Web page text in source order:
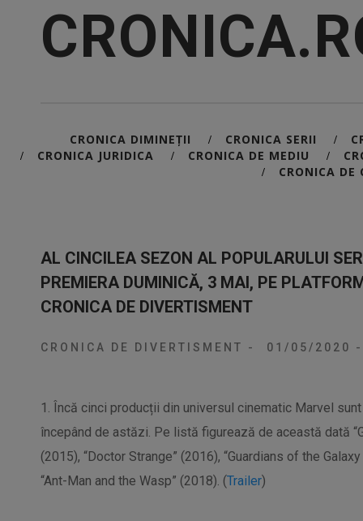
CRONICA DIMINEȚII / CRONICA SERII /
/ CRONICA JURIDICA / CRONICA DE MEDIU /
/ CRONICA DE
AL CINCILEA SEZON AL POPULARULUI
PREMIERA DUMINICĂ, 3 MAI, PE
CRONICA DE DIVERTISMENT
CRONICA DE DIVERTISMENT - 01/05/2020 -
1. Încă cinci producții din universul cinematic Marvel
începând de astăzi. Pe listă figurează de această dată
(2015), “Doctor Strange” (2016), “Guardians of the
“Ant-Man and the Wasp” (2018). (Trailer)